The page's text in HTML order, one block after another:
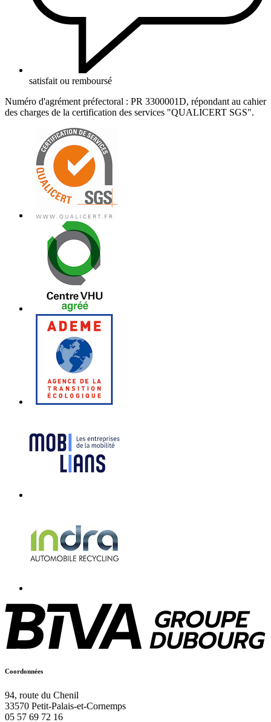
satisfait ou remboursé
Numéro d'agrément préfectoral : PR 3300001D, répondant au cahier
des charges de la certification des services "QUALICERT SGS".
Coordonnées
94, route du Chenil
33570 Petit-Palais-et-Cornemps
05 57 69 72 16